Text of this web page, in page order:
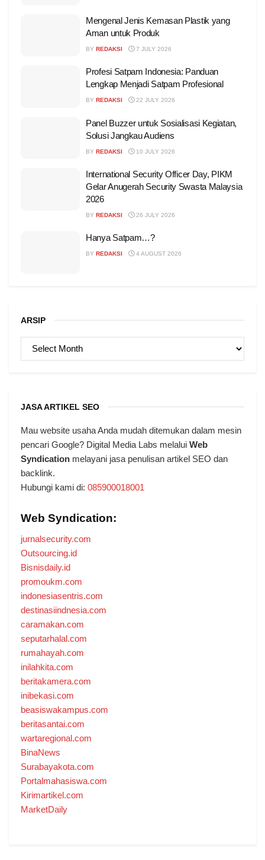
Mengenal Jenis Kemasan Plastik yang
Aman untuk Produk
BY REDAKSI 7 JULY 2026
Profesi Satpam Indonesia: Panduan
Lengkap Menjadi Satpam Profesional
BY REDAKSI 22 JULY 2026
Panel Buzzer untuk Sosialisasi Kegiatan,
Solusi Jangkau Audiens
BY REDAKSI 10 JULY 2026
International Security Officer Day, PIKM
Gelar Anugerah Security Swasta Malaysia
2026
BY REDAKSI 26 JULY 2026
Hanya Satpam…?
BY REDAKSI 4 AUGUST 2026
ARSIP
ARSIP
JASA ARTIKEL SEO
Mau website usaha Anda mudah ditemukan dalam mesin
pencari Google? Digital Media Labs melalui Web
Syndication melayani jasa penulisan artikel SEO dan
backlink.
Hubungi kami di: 085900018001
Web Syndication:
jurnalsecurity.com
Outsourcing.id
Bisnisdaily.id
promoukm.com
indonesiasentris.com
destinasiindnesia.com
caramakan.com
seputarhalal.com
rumahayah.com
inilahkita.com
beritakamera.com
inibekasi.com
beasiswakampus.com
beritasantai.com
wartaregional.com
BinaNews
Surabayakota.com
Portalmahasiswa.com
Kirimartikel.com
MarketDaily